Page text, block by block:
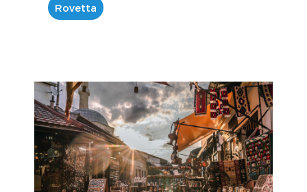
Rovetta